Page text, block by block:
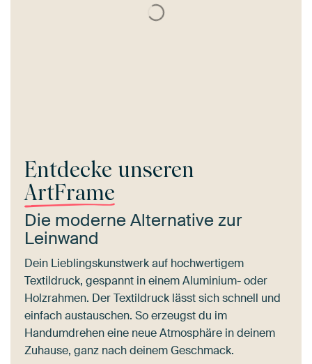
Entdecke unseren
ArtFrame
Die moderne Alternative zur
Leinwand
Dein Lieblingskunstwerk auf hochwertigem
Textildruck, gespannt in einem Aluminium- oder
Holzrahmen. Der Textildruck lässt sich schnell und
einfach austauschen. So erzeugst du im
Handumdrehen eine neue Atmosphäre in deinem
Zuhause, ganz nach deinem Geschmack.